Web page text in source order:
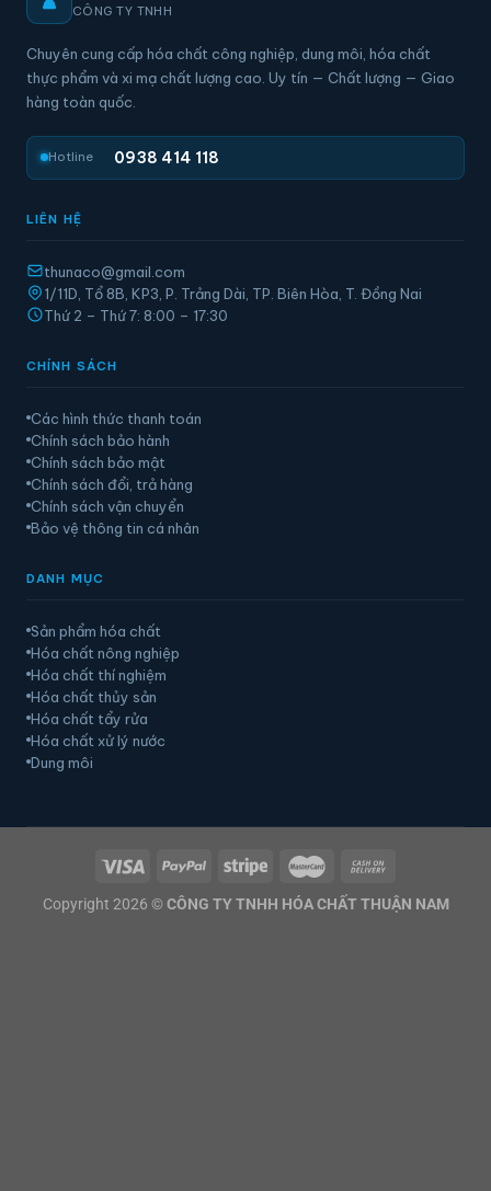
CÔNG TY TNHH
Chuyên cung cấp hóa chất công nghiệp, dung môi, hóa chất
thực phẩm và xi mạ chất lượng cao. Uy tín — Chất lượng — Giao
hàng toàn quốc.
Hotline 0938 414 118
LIÊN HỆ
thunaco@gmail.com
1/11D, Tổ 8B, KP3, P. Trảng Dài, TP. Biên Hòa, T. Đồng Nai
Thứ 2 – Thứ 7: 8:00 – 17:30
CHÍNH SÁCH
Các hình thức thanh toán
Chính sách bảo hành
Chính sách bảo mật
Chính sách đổi, trả hàng
Chính sách vận chuyển
Bảo vệ thông tin cá nhân
DANH MỤC
Sản phẩm hóa chất
Hóa chất nông nghiệp
Hóa chất thí nghiệm
Hóa chất thủy sản
Hóa chất tẩy rửa
Hóa chất xử lý nước
Dung môi
Copyright 2026 © CÔNG TY TNHH HÓA CHẤT THUẬN NAM